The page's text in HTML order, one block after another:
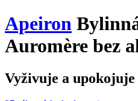
Apeiron
Auromère bez
Vyživuje a